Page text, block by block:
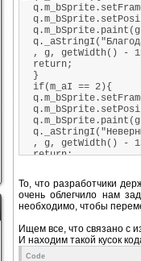
, g, getWidth() -
return;
}
if(m_aI == 2){
, g, getWidth() -
return;
То, что разработчики
очень облегчило нам
необходимо, чтобы
Ищем все, что связано с
И находим такой кусок
Code